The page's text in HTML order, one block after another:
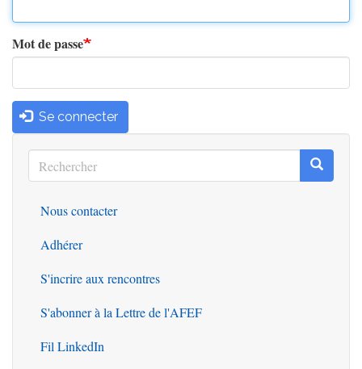
Mot de passe
Se connecter
Rechercher
Rechercher
Outils
Nous contacter
Adhérer
S'incrire aux rencontres
S'abonner à la Lettre de l'AFEF
Fil LinkedIn